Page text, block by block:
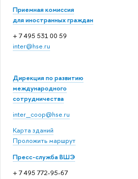
Приемная комиссия
для иностранных граждан
+ 7 495 531 00 59
inter@hse.ru
Дирекция по развитию
международного
сотрудничества
inter_coop@hse.ru
Карта зданий
Проложить маршрут
Пресс-служба ВШЭ
+ 7 495 772-95-67